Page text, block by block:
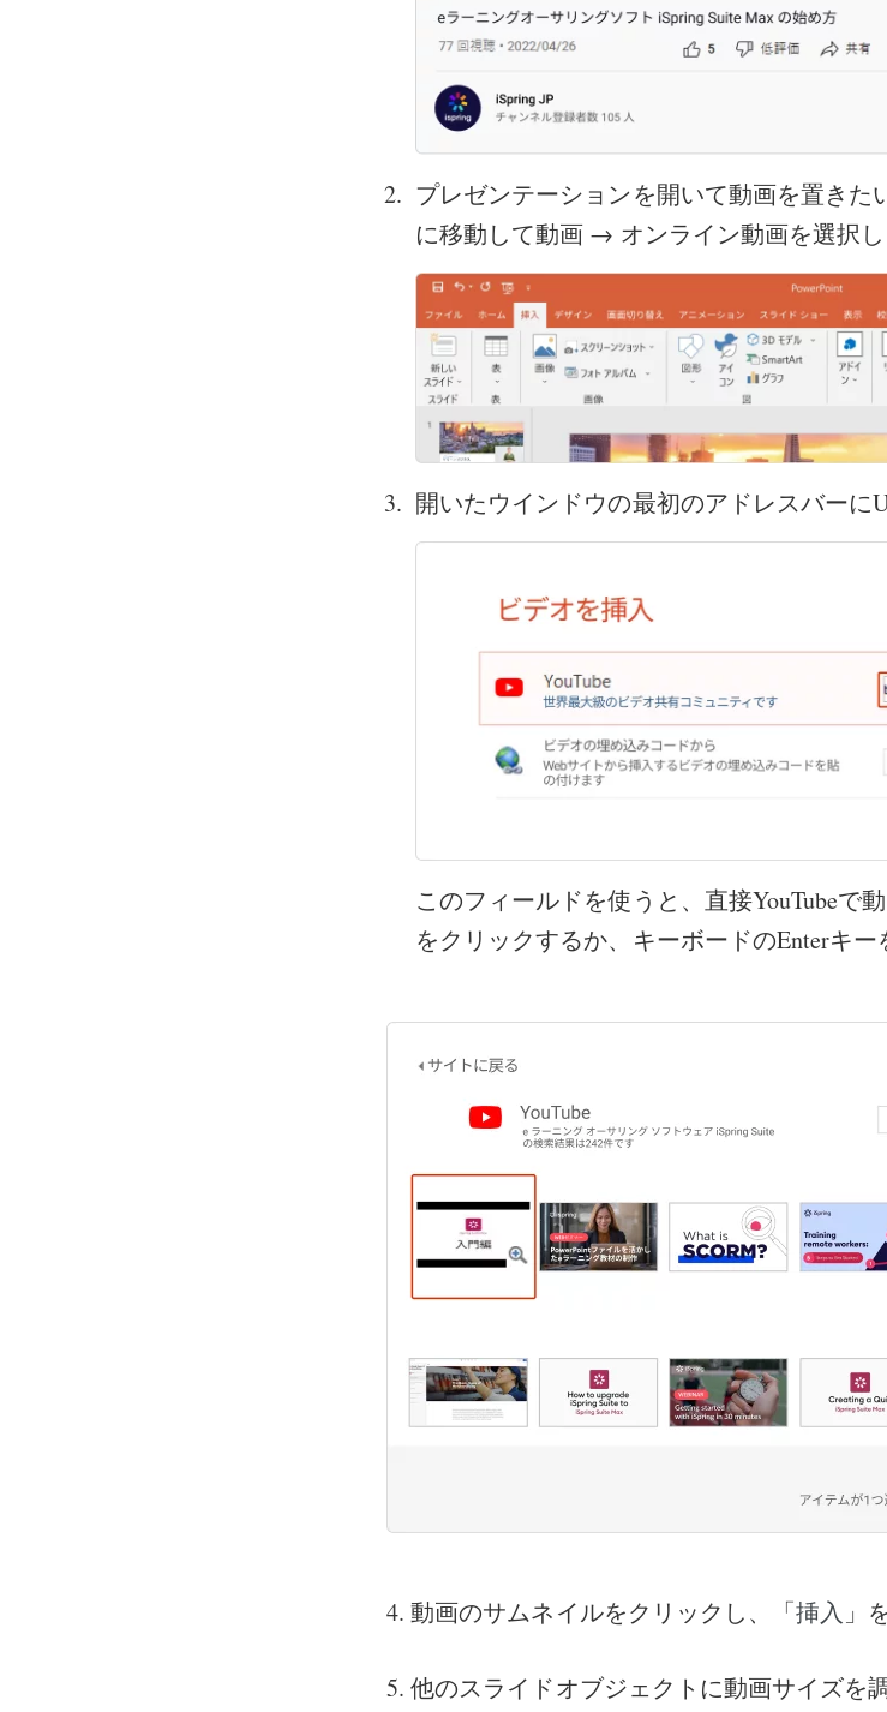
プレゼンテーションを開いて動画を置きた
に移動して動画 → オンライン動画を選択し
開いたウインドウの最初のアドレスバーに
このフィールドを使うと、直接YouTubeで
をクリックするか、キーボードのEnterキー
4. 動画のサムネイルをクリックし、「挿入 」
5. 他のスライドオブジェクトに動画サイズを